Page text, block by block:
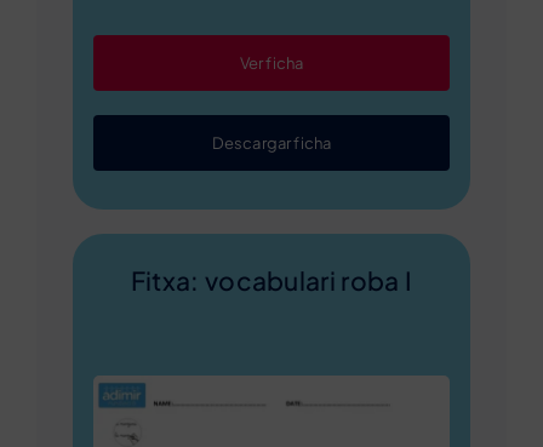
Ver ficha
Descargar ficha
Fitxa: vocabulari roba I